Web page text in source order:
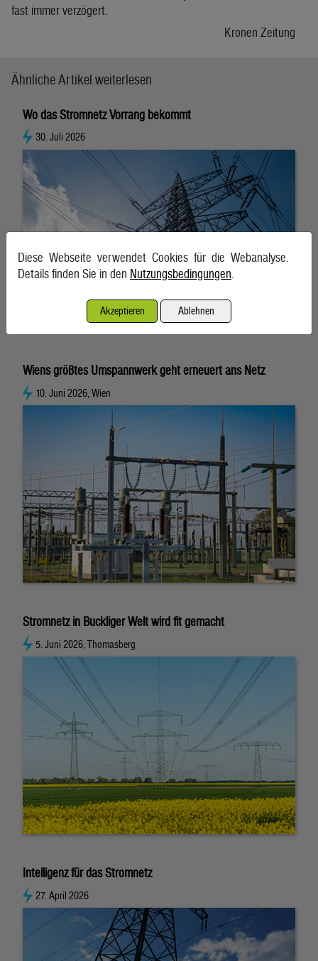
fast immer verzögert.
Kronen Zeitung
Ähnliche Artikel weiterlesen
Wo das Stromnetz Vorrang bekommt
30. Juli 2026
Wiens größtes Umspannwerk geht erneuert ans Netz
10. Juni 2026, Wien
Stromnetz in Buckliger Welt wird fit gemacht
5. Juni 2026, Thomasberg
Intelligenz für das Stromnetz
27. April 2026
Diese Webseite verwendet Cookies für die Webanalyse.
Details finden Sie in den Nutzungsbedingungen.
Akzeptieren Ablehnen